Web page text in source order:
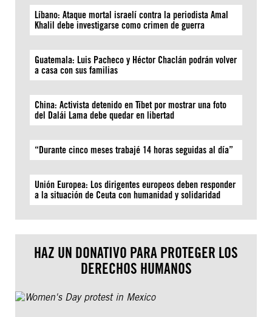
Líbano: Ataque mortal israelí contra la periodista Amal
Khalil debe investigarse como crimen de guerra
Guatemala: Luis Pacheco y Héctor Chaclán podrán volver
a casa con sus familias
China: Activista detenido en Tíbet por mostrar una foto
del Dalái Lama debe quedar en libertad
“Durante cinco meses trabajé 14 horas seguidas al día”
Unión Europea: Los dirigentes europeos deben responder
a la situación de Ceuta con humanidad y solidaridad
HAZ UN DONATIVO PARA PROTEGER LOS
DERECHOS HUMANOS